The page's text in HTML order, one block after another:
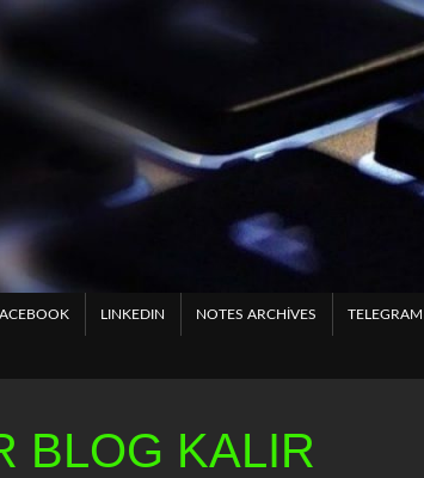
LINKEDIN NOTES ARCHIVES TELEGRAM
BLOG KALIR